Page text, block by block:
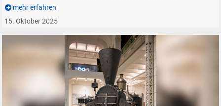
mehr erfahren
15. Oktober 2025